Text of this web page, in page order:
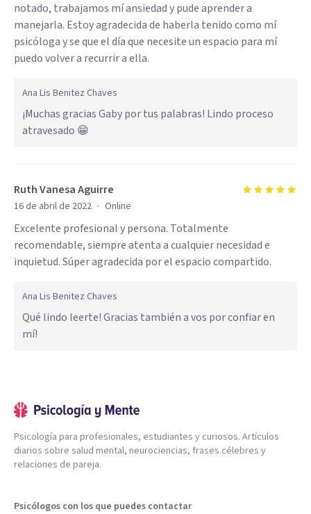
notado, trabajamos mí ansiedad y pude aprender a
manejarla. Estoy agradecida de haberla tenido como mí
psicóloga y se que el día que necesite un espacio para mí
puedo volver a recurrir a ella.
Ana Lis Benitez Chaves
¡Muchas gracias Gaby por tus palabras! Lindo proceso
atravesado 😁
Ruth Vanesa Aguirre
16 de abril de 2022 · Online
Excelente profesional y persona. Totalmente
recomendable, siempre atenta a cualquier necesidad e
inquietud. Súper agradecida por el espacio compartido.
Ana Lis Benitez Chaves
Qué lindo leerte! Gracias también a vos por confiar en
mí!
Psicología para profesionales, estudiantes y curiosos. Artículos
diarios sobre salud mental, neurociencias, frases célebres y
relaciones de pareja.
Psicólogos con los que puedes contactar